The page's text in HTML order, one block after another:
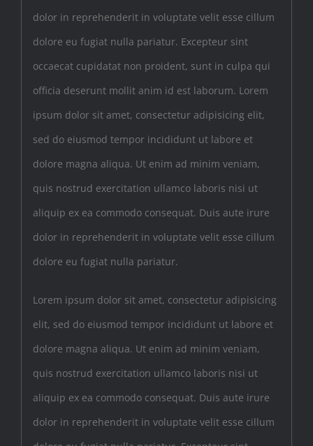
dolor in reprehenderit in voluptate velit esse cillum
dolore eu fugiat nulla pariatur. Excepteur sint
occaecat cupidatat non proident, sunt in culpa qui
officia deserunt mollit anim id est laborum. Lorem
ipsum dolor sit amet, consectetur adipisicing elit,
sed do eiusmod tempor incididunt ut labore et
dolore magna aliqua. Ut enim ad minim veniam,
quis nostrud exercitation ullamco laboris nisi ut
aliquip ex ea commodo consequat. Duis aute irure
dolor in reprehenderit in voluptate velit esse cillum
dolore eu fugiat nulla pariatur.
Lorem ipsum dolor sit amet, consectetur adipisicing
elit, sed do eiusmod tempor incididunt ut labore et
dolore magna aliqua. Ut enim ad minim veniam,
quis nostrud exercitation ullamco laboris nisi ut
aliquip ex ea commodo consequat. Duis aute irure
dolor in reprehenderit in voluptate velit esse cillum